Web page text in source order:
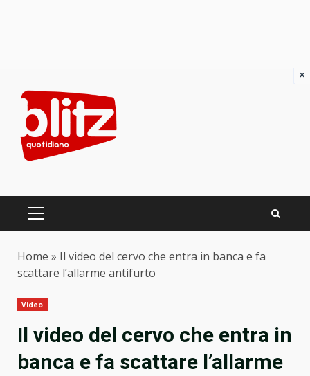
content
PRIMARY
Home » Il video del cervo che entra in banca e fa
scattare l’allarme antifurto
Video
Il video del cervo che entra in
banca e fa scattare l’allarme
×